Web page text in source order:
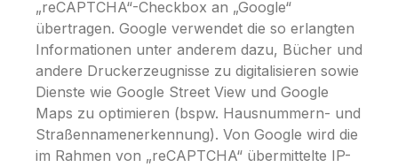
„reCAPTCHA“-Checkbox an „Google“
übertragen. Google verwendet die so erlangten
Informationen unter anderem dazu, Bücher und
andere Druckerzeugnisse zu digitalisieren sowie
Dienste wie Google Street View und Google
Maps zu optimieren (bspw. Hausnummern- und
Straßennamenerkennung). Von Google wird die
im Rahmen von „reCAPTCHA“ übermittelte IP-